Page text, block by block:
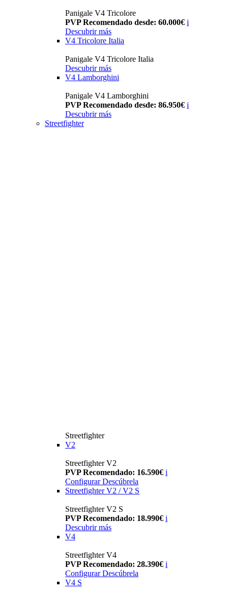
Panigale V4 Tricolore
PVP Recomendado desde: 60.000€ i
Descubrir más
V4 Tricolore Italia
Panigale V4 Tricolore Italia
Descubrir más
V4 Lamborghini
Panigale V4 Lamborghini
PVP Recomendado desde: 86.950€ i
Descubrir más
Streetfighter
Streetfighter
V2
Streetfighter V2
PVP Recomendado: 16.590€ i
Configurar Descúbrela
Streetfighter V2 / V2 S
Streetfighter V2 S
PVP Recomendado: 18.990€ i
Descubrir más
V4
Streetfighter V4
PVP Recomendado: 28.390€ i
Configurar Descúbrela
V4 S